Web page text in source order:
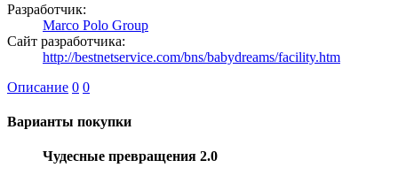
Разработчик:
Marco Polo Group
Сайт разработчика:
http://bestnetservice.com/bns/babydreams/facility.htm
Описание 0 0
Варианты покупки
Чудесные превращения 2.0